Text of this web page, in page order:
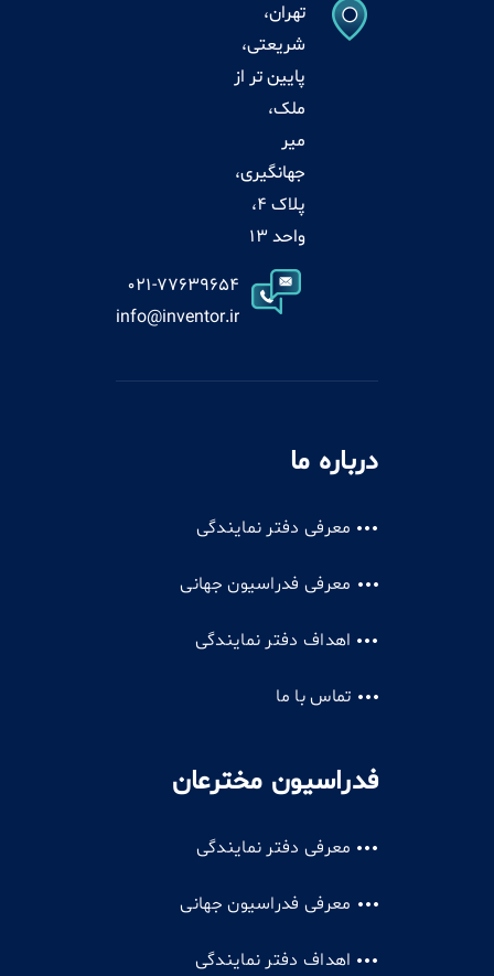
تهران،
شریعتی،
پایین تر از
ملک،
میر
جهانگیری،
پلاک 4،
واحد 13
021-77639654
info@inventor.ir
درباره ما
معرفی دفتر نمایندگی
معرفی فدراسیون جهانی
اهداف دفتر نمایندگی
تماس با ما
فدراسیون مخترعان
معرفی دفتر نمایندگی
معرفی فدراسیون جهانی
اهداف دفتر نمایندگی